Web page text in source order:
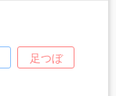
足つぼ